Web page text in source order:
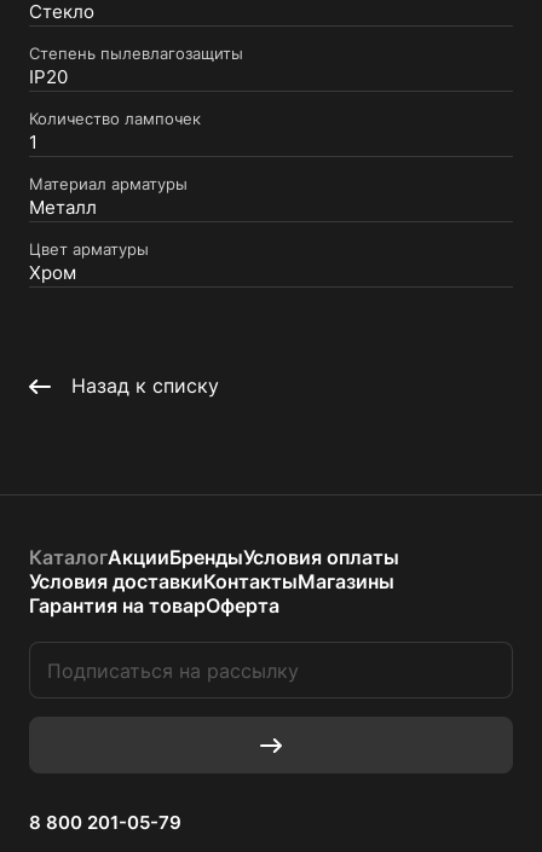
Стекло
Степень пылевлагозащиты
IP20
Количество лампочек
1
Материал арматуры
Металл
Цвет арматуры
Хром
Назад к списку
КаталогАкцииБрендыУсловия оплаты
Условия доставкиКонтактыМагазины
Гарантия на товарОферта
8 800 201-05-79